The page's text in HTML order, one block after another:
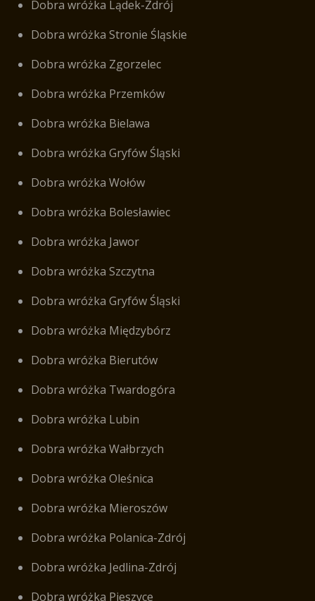
Dobra wróżka Lądek-Zdrój
Dobra wróżka Stronie Śląskie
Dobra wróżka Zgorzelec
Dobra wróżka Przemków
Dobra wróżka Bielawa
Dobra wróżka Gryfów Śląski
Dobra wróżka Wołów
Dobra wróżka Bolesławiec
Dobra wróżka Jawor
Dobra wróżka Szczytna
Dobra wróżka Gryfów Śląski
Dobra wróżka Międzybórz
Dobra wróżka Bierutów
Dobra wróżka Twardogóra
Dobra wróżka Lubin
Dobra wróżka Wałbrzych
Dobra wróżka Oleśnica
Dobra wróżka Mieroszów
Dobra wróżka Polanica-Zdrój
Dobra wróżka Jedlina-Zdrój
Dobra wróżka Pieszyce